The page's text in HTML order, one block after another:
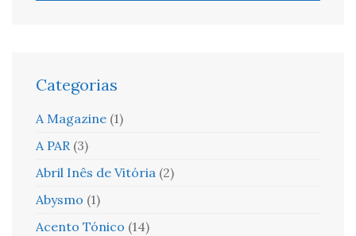
Categorias
A Magazine (1)
A PAR (3)
Abril Inês de Vitória (2)
Abysmo (1)
Acento Tónico (14)